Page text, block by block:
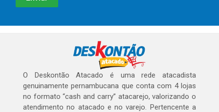
O Deskontão Atacado é uma rede atacadista
genuinamente pernambucana que conta com 4 lojas
no formato “cash and carry” atacarejo, valorizando o
atendimento no atacado e no varejo. Pertencente a